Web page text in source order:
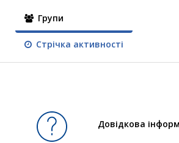
Групи
Стрічка активності
Довідкова